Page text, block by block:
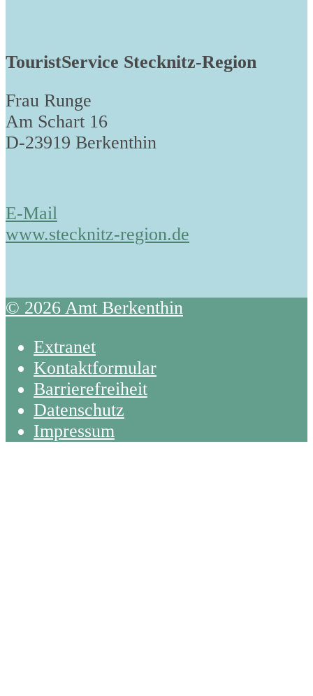
TouristService Stecknitz-Region
Frau Runge
Am Schart 16
D-23919 Berkenthin
E-Mail
www.stecknitz-region.de
© 2026 Amt Berkenthin
Extranet
Kontaktformular
Barrierefreiheit
Datenschutz
Impressum